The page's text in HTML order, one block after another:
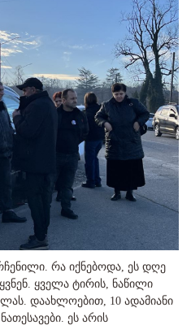
რა იქნებოდა, ეს დღე
ყველა ტირის, ნაწილი
დაახლოებით, 10 ადამიანი
ეს არის